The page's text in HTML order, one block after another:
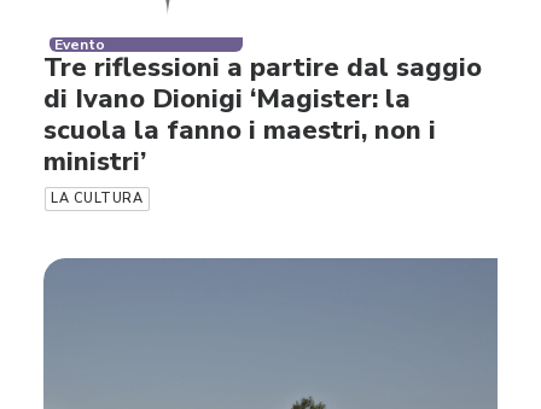
Evento
Tre riflessioni a partire dal saggio
di Ivano Dionigi ‘Magister: la
scuola la fanno i maestri, non i
ministri’
LA CULTURA